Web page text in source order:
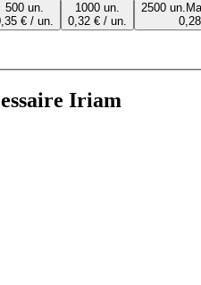
500 un.
€ / un.
1000 un.
0,32 € / un.
2500 un.
Iriam